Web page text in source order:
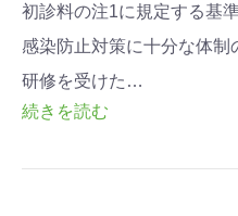
初診料の注1に規定する基
感染防止対策に十分な体制
研修を受けた…
続きを読む